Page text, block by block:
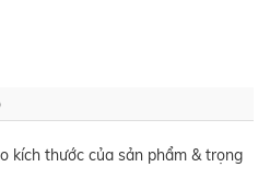
kích thước của sản phẩm & trọng